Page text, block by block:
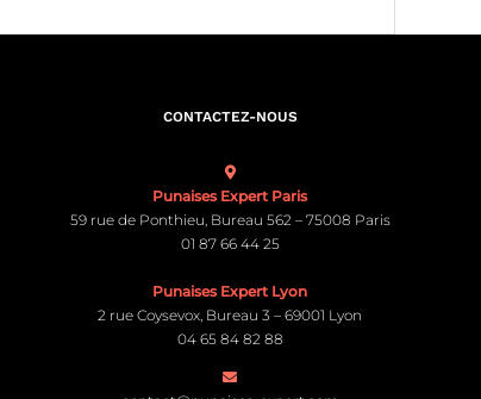
CONTACTEZ-NOUS
Punaises Expert Paris
59 rue de Ponthieu, Bureau 562 – 75008 Paris
01 87 66 44 25
Punaises Expert Lyon
2 rue Coysevox, Bureau 3 – 69001 Lyon
04 65 84 82 88